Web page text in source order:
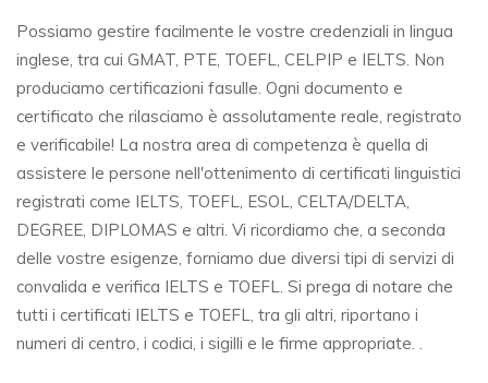
Possiamo gestire facilmente le vostre credenziali in lingua
inglese, tra cui GMAT, PTE, TOEFL, CELPIP e IELTS. Non
produciamo certificazioni fasulle. Ogni documento e
certificato che rilasciamo è assolutamente reale, registrato
e verificabile! La nostra area di competenza è quella di
assistere le persone nell'ottenimento di certificati linguistici
registrati come IELTS, TOEFL, ESOL, CELTA/DELTA,
DEGREE, DIPLOMAS e altri. Vi ricordiamo che, a seconda
delle vostre esigenze, forniamo due diversi tipi di servizi di
convalida e verifica IELTS e TOEFL. Si prega di notare che
tutti i certificati IELTS e TOEFL, tra gli altri, riportano i
numeri di centro, i codici, i sigilli e le firme appropriate. .